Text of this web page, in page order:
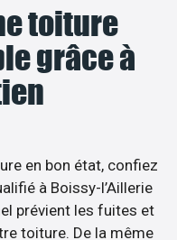
toiture
grâce à
en bon état, confiez
à Boissy-l’Aillerie
prévient les fuites et
toiture. De la même